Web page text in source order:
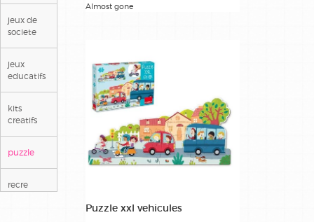
jeux de
societe
jeux
educatifs
kits
creatifs
puzzle
recre
Almost gone
Puzzle xxl vehicules